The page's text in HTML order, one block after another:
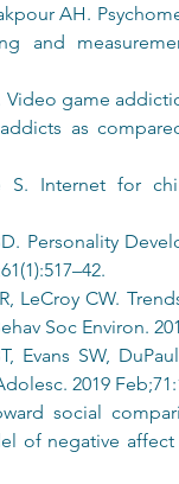
AH.
and
Video game
as
S. Internet for
Personality
LeCroy CW.
Soc Environ.
Evans SW,
2019
social
of negative affect